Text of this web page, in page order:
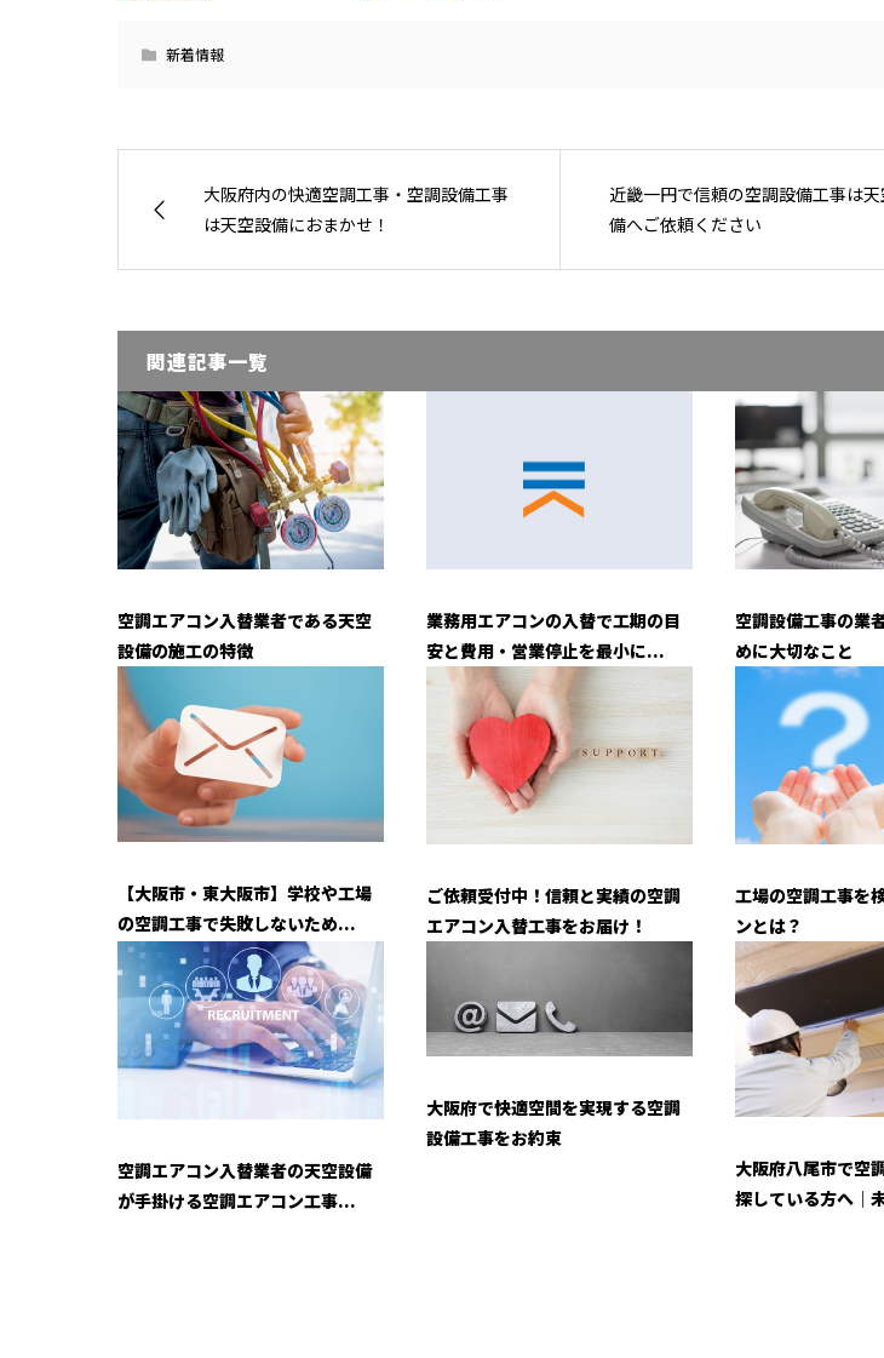
新着情報
大阪府内の快適空調工事・空調設備工事
は天空設備におまかせ！
近畿一円で信頼の空調設備工事は
備へご依頼ください
関連記事一覧
空調エアコン入替業者である天空
設備の施工の特徴
業務用エアコンの入替で工期の目
安と費用・営業停止を最小に...
空調設備工事の業
めに大切なこと
【大阪市・東大阪市】学校や工場
の空調工事で失敗しないため...
ご依頼受付中！信頼と実績の空調
エアコン入替工事をお届け！
工場の空調工事を
ンとは？
空調エアコン入替業者の天空設備
が手掛ける空調エアコン工事...
大阪府で快適空間を実現する空調
設備工事をお約束
大阪府八尾市で空
探している方へ｜